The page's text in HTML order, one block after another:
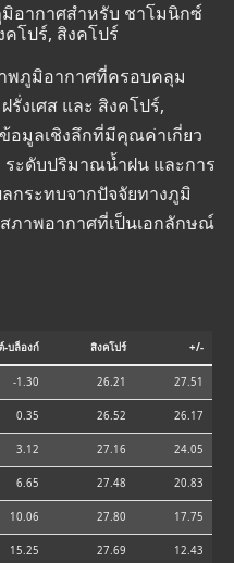
อากาศสำหรับ ชาโมนิกซ์
คโปร์, สิงคโปร์
พภูมิอากาศที่ครอบคลุม
งเศส และ สิงคโปร์,
อมูลเชิงลึกที่มีคุณค่าเกี่ยว
ะดับปริมาณน้ำฝน และการ
กระทบจากปัจจัยทางภูมิ
ภาพอากาศที่เป็นเอกลักษณ์
-บล็องก์ สิงคโปร์ +/-
-1.30 26.21 27.51
0.35 26.52 26.17
3.12 27.16 24.05
6.65 27.48 20.83
10.06 27.80 17.75
15.25 27.69 12.43